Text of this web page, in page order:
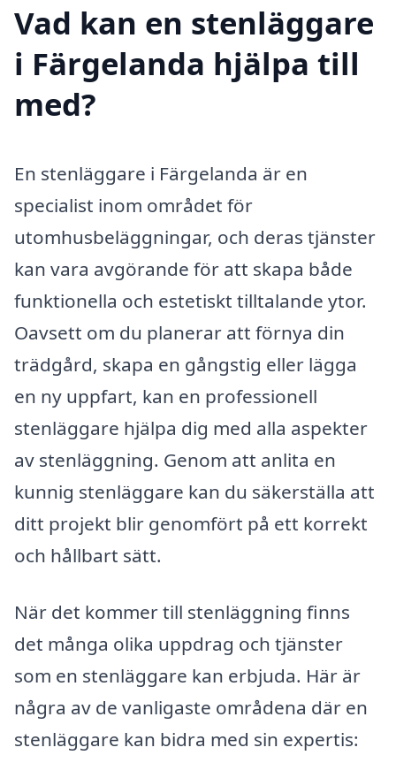
Vad kan en stenläggare
i Färgelanda hjälpa till
med?
En stenläggare i Färgelanda är en
specialist inom området för
utomhusbeläggningar, och deras tjänster
kan vara avgörande för att skapa både
funktionella och estetiskt tilltalande ytor.
Oavsett om du planerar att förnya din
trädgård, skapa en gångstig eller lägga
en ny uppfart, kan en professionell
stenläggare hjälpa dig med alla aspekter
av stenläggning. Genom att anlita en
kunnig stenläggare kan du säkerställa att
ditt projekt blir genomfört på ett korrekt
och hållbart sätt.
När det kommer till stenläggning finns
det många olika uppdrag och tjänster
som en stenläggare kan erbjuda. Här är
några av de vanligaste områdena där en
stenläggare kan bidra med sin expertis: